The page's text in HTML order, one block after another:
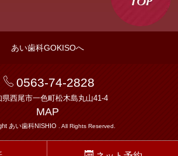
あい歯科GOKISOへ
0563-74-2828
県西尾市一色町松木島丸山41-4
MAP
あい歯科NISHIO . All Rights Reserved.